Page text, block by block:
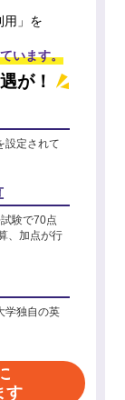
用」を
います。
が！
設定されて
験で70点
、加点が行
学独自の英
す